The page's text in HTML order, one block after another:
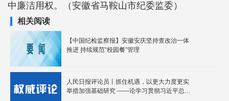
中廉洁用权。（安徽省马鞍山市纪委监委）
相关阅读
【中国纪检监察报】安徽安庆坚持查改治一体
推进 持续规范“校园餐”管理
人民日报评论员丨抓住机遇，以更大力度更实
举措加强基础研究 ——论学习贯彻习近平总书